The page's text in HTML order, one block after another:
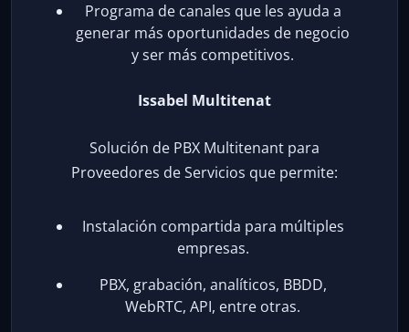
Programa de canales que les ayuda a
generar más oportunidades de negocio
y ser más competitivos.
Issabel Multitenat
Solución de PBX Multitenant para
Proveedores de Servicios que permite:
Instalación compartida para múltiples
empresas.
PBX, grabación, analíticos, BBDD,
WebRTC, API, entre otras.